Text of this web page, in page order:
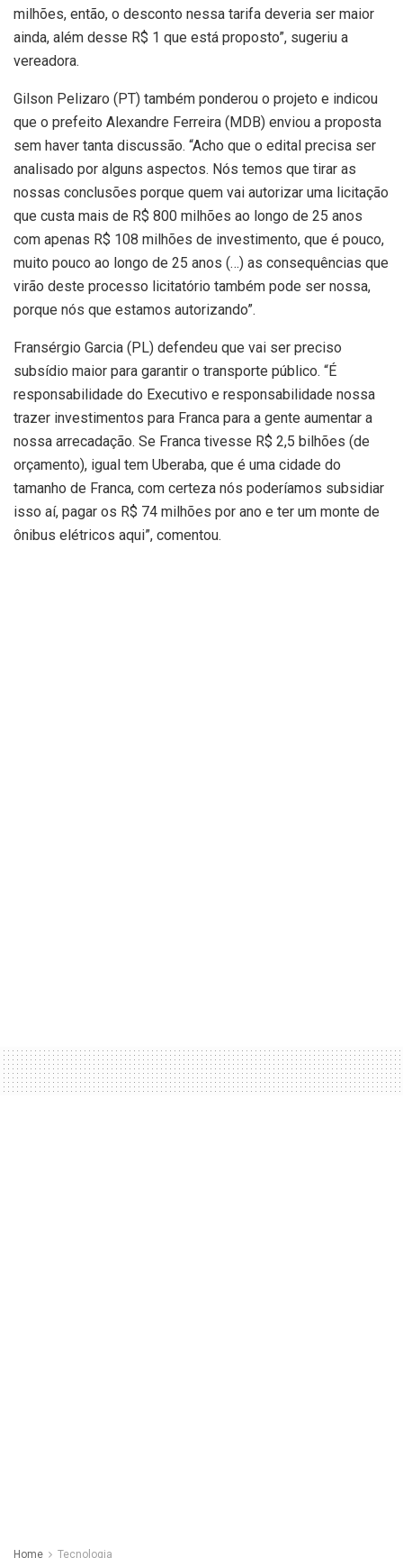
milhões, então, o desconto nessa tarifa deveria ser maior
ainda, além desse R$ 1 que está proposto”, sugeriu a
vereadora.
Gilson Pelizaro (PT) também ponderou o projeto e indicou
que o prefeito Alexandre Ferreira (MDB) enviou a proposta
sem haver tanta discussão. “Acho que o edital precisa ser
analisado por alguns aspectos. Nós temos que tirar as
nossas conclusões porque quem vai autorizar uma licitação
que custa mais de R$ 800 milhões ao longo de 25 anos
com apenas R$ 108 milhões de investimento, que é pouco,
muito pouco ao longo de 25 anos (…) as consequências que
virão deste processo licitatório também pode ser nossa,
porque nós que estamos autorizando”.
Fransérgio Garcia (PL) defendeu que vai ser preciso
subsídio maior para garantir o transporte público. “É
responsabilidade do Executivo e responsabilidade nossa
trazer investimentos para Franca para a gente aumentar a
nossa arrecadação. Se Franca tivesse R$ 2,5 bilhões (de
orçamento), igual tem Uberaba, que é uma cidade do
tamanho de Franca, com certeza nós poderíamos subsidiar
isso aí, pagar os R$ 74 milhões por ano e ter um monte de
ônibus elétricos aqui”, comentou.
Home Tecnologia